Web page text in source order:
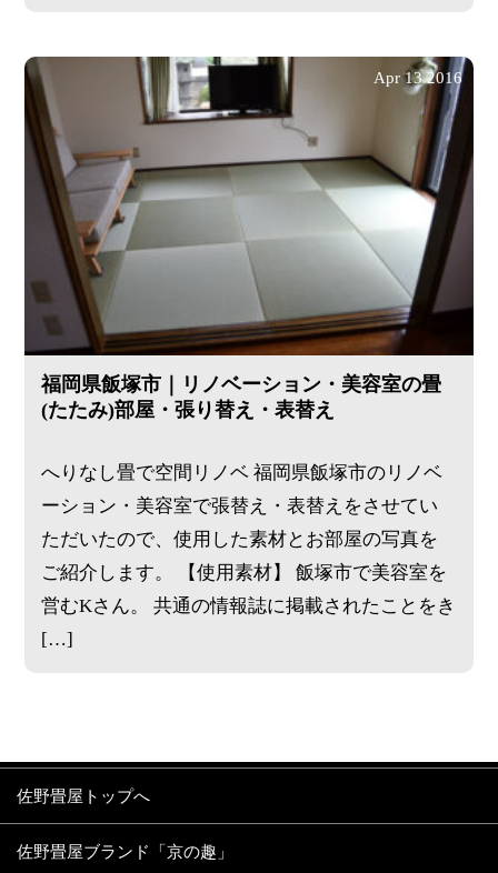
Apr 13 2016
福岡県飯塚市｜リノベーション・美容室の畳
(たたみ)部屋・張り替え・表替え
へりなし畳で空間リノベ 福岡県飯塚市のリノベ
ーション・美容室で張替え・表替えをさせてい
ただいたので、使用した素材とお部屋の写真を
ご紹介します。 【使用素材】 飯塚市で美容室を
営むKさん。 共通の情報誌に掲載されたことをき
[…]
佐野畳屋トップへ
佐野畳屋ブランド「京の趣」